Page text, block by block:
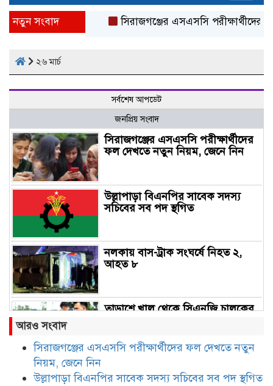
নতুন সংবাদ সিরাজগঞ্জের এসএসসি পরীক্ষার্থীদের
২৬ মার্চ
সর্বশেষ আপডেট
জনপ্রিয় সংবাদ
সিরাজগঞ্জের এসএসসি পরীক্ষার্থীদের
ফল দেখতে নতুন নিয়ম, জেনে নিন
উল্লাপাড়া বিএনপির সাবেক সদস্য
সচিবের সব পদ স্থগিত
নলকায় বাস-ট্রাক সংঘর্ষে নিহত ২,
আহত ৮
তাড়াশে খাল থেকে সিএনজি চালকের
কর্মকর্তা-কর্মীদের সম্মাননা প্রদান
আরও সংবাদ
সিরাজগঞ্জের এসএসসি পরীক্ষার্থীদের ফল দেখতে নতুন
নিয়ম, জেনে নিন
উল্লাপাড়া বিএনপির সাবেক সদস্য সচিবের সব পদ স্থগিত